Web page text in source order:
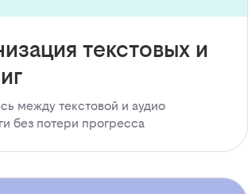
текстовых и
между текстовой и аудио
без потери прогресса